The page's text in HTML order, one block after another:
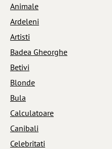
Animale
Ardeleni
Artisti
Badea Gheorghe
Betivi
Blonde
Bula
Calculatoare
Canibali
Celebritati